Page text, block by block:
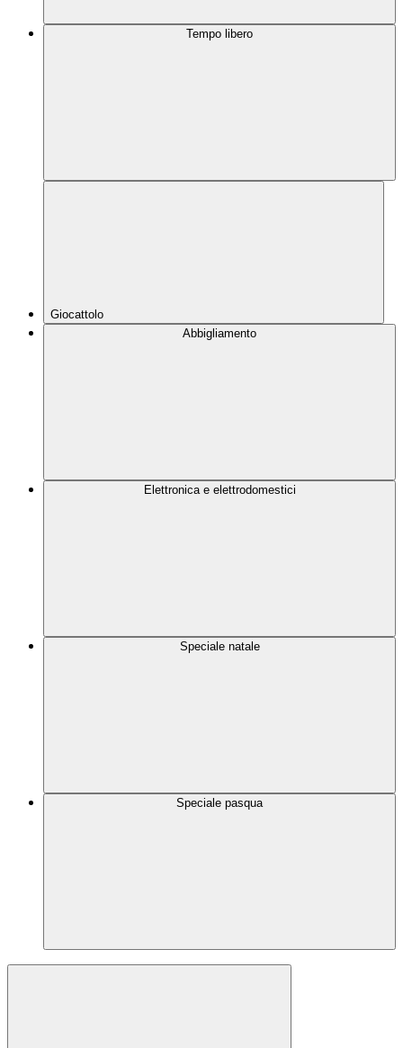
Tempo libero
Giocattolo
Abbigliamento
Elettronica e elettrodomestici
Speciale natale
Speciale pasqua